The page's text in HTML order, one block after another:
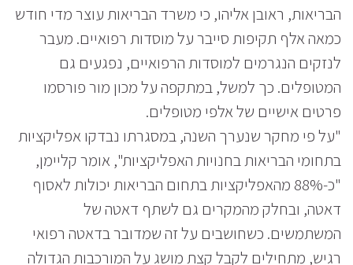
הבריאות, ראובן אליהו, כי משרד הבריאות עוצר מדי חודש
כמאה אלף תקיפות סייבר על מוסדות רפואיים. מעבר
לנזקים הנגרמים למוסדות הרפואיים, נפגעים גם
המטופלים. כך למשל, במתקפה על מכון מור פורסמו
פרטים אישיים של אלפי מטופלים.
"על פי מחקר שנערך השנה, במסגרתו נבדקו אפליקציות
בתחומי הבריאות בחנויות האפליקציות", אומר קליימן,
"כ-88% מהאפליקציות בתחום הבריאות יכולות לאסוף
דאטה, ובחלק מהמקרים גם לשתף דאטה של
המשתמשים. כשחושבים על זה שמדובר בדאטה רפואי
רגיש, מתחילים לקבל קצת מושג על המורכבות הגדולה